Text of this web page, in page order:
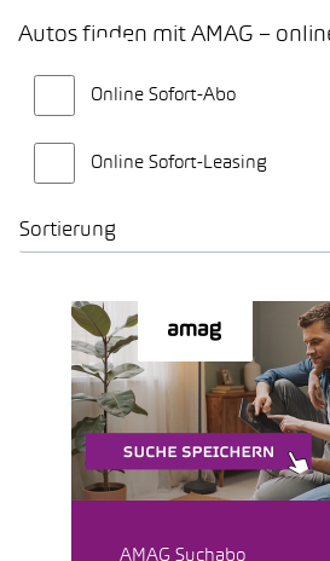
Autos finden mit AMAG –
Online Sofort-Abo
Online Sofort-Leasing
Sortierung
AMAG Suchabo